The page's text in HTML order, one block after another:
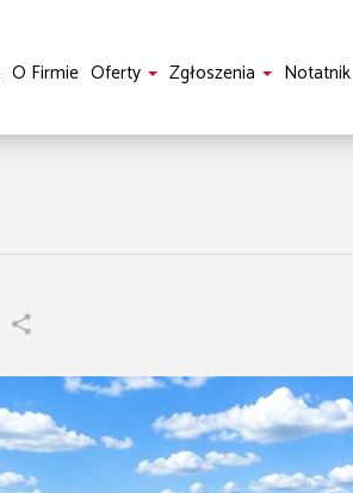
O Firmie Oferty Zgłoszenia Notatnik